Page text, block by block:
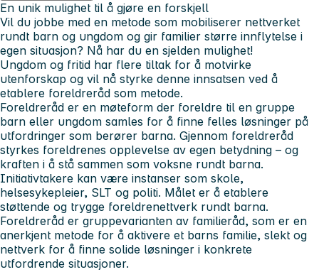
En unik mulighet til å gjøre en forskjell
Vil du jobbe med en metode som mobiliserer nettverket
rundt barn og ungdom og gir familier større innflytelse i
egen situasjon? Nå har du en sjelden mulighet!
Ungdom og fritid har flere tiltak for å motvirke
utenforskap og vil nå styrke denne innsatsen ved å
etablere foreldreråd som metode.
Foreldreråd er en møteform der foreldre til en gruppe
barn eller ungdom samles for å finne felles løsninger på
utfordringer som berører barna. Gjennom foreldreråd
styrkes foreldrenes opplevelse av egen betydning – og
kraften i å stå sammen som voksne rundt barna.
Initiativtakere kan være instanser som skole,
helsesykepleier, SLT og politi. Målet er å etablere
støttende og trygge foreldrenettverk rundt barna.
Foreldreråd er gruppevarianten av familieråd, som er en
anerkjent metode for å aktivere et barns familie, slekt og
nettverk for å finne solide løsninger i konkrete
utfordrende situasjoner.